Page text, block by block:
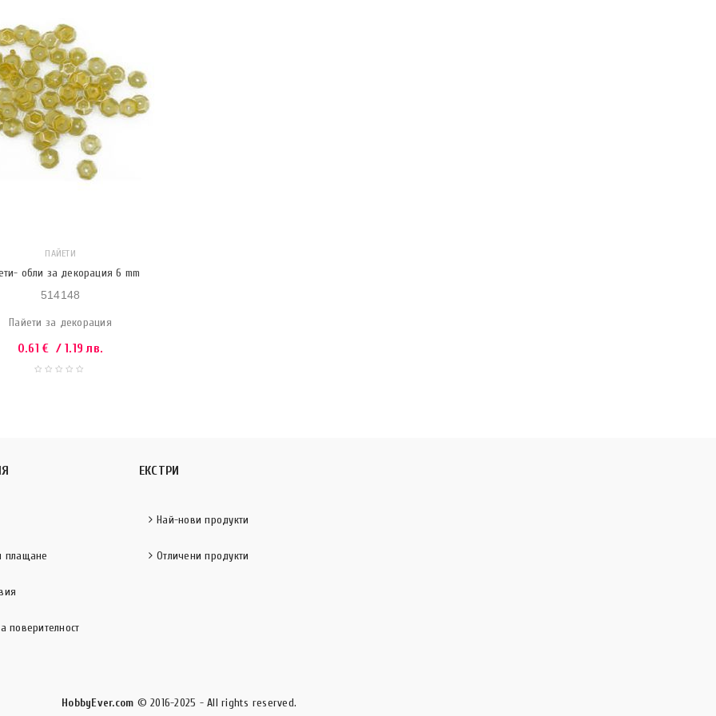
ПАЙЕТИ
обли за декорация 6 mm
514148
Пайети за декорация
0.61€ / 1.19 лв.
плащане
поверителност
ЕКСТРИ
Най-нови продукти
Отличени продукти
HobbyEver.com © 2016-2025 - All rights reserved.